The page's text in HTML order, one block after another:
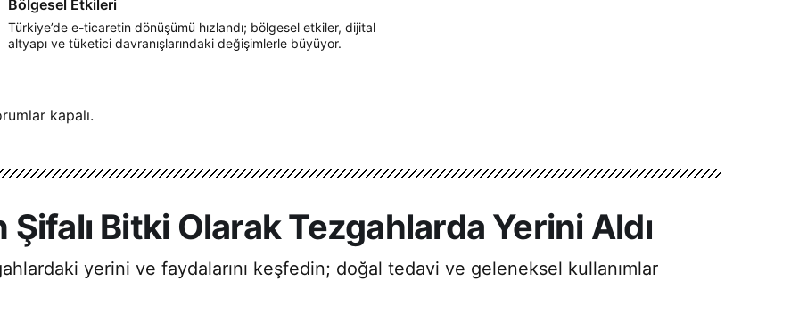
Bölgesel Etkileri
Türkiye’de e-ticaretin dönüşümü hızlandı; bölgesel etkiler, dijital
altyapı ve tüketici davranışlarındaki değişimlerle büyüyor.
kapalı.
Bitki Olarak Tezgahlarda Yerini Aldı
yerini ve faydalarını keşfedin; doğal tedavi ve geleneksel kullanımlar